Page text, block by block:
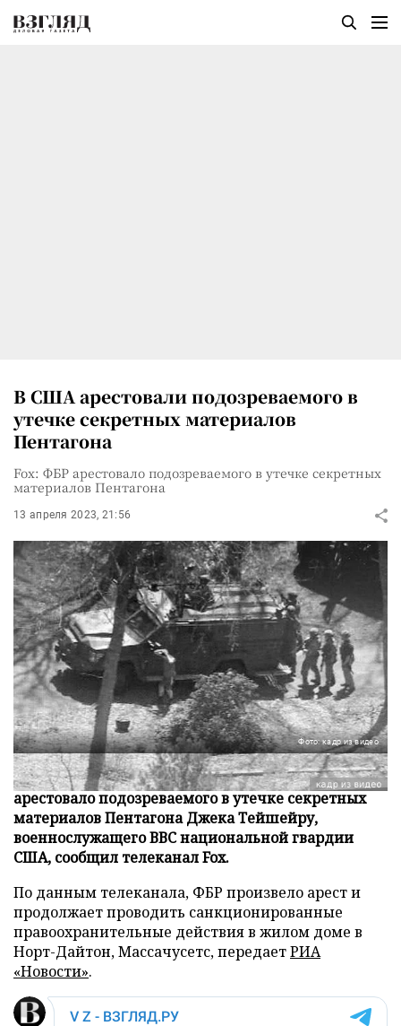
В США арестовали подозреваемого в
утечке секретных материалов
Пентагона
Fox: ФБР арестовало подозреваемого в утечке секретных
материалов Пентагона
13 апреля 2023, 21:56
Фото: кадр из видео
Федеральное бюро расследований (ФБР)
арестовало подозреваемого в утечке секретных
материалов Пентагона Джека Тейшейру,
военнослужащего ВВС национальной гвардии
США, сообщил телеканал Fox.
По данным телеканала, ФБР произвело арест и
продолжает проводить санкционированные
правоохранительные действия в жилом доме в
Норт-Дайтон, Массачусетс, передаетРИА
«Новости».